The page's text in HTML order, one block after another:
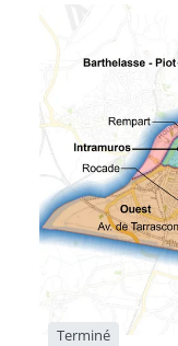
Terminé